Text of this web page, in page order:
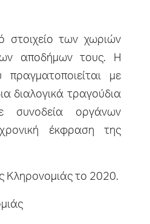
στοιχείο των χωριών
αποδήμων τους. Η
πραγματοποιείται με
διαλογικά τραγούδια
συνοδεία οργάνων
έκφραση της
Κληρονομιάς το 2020.